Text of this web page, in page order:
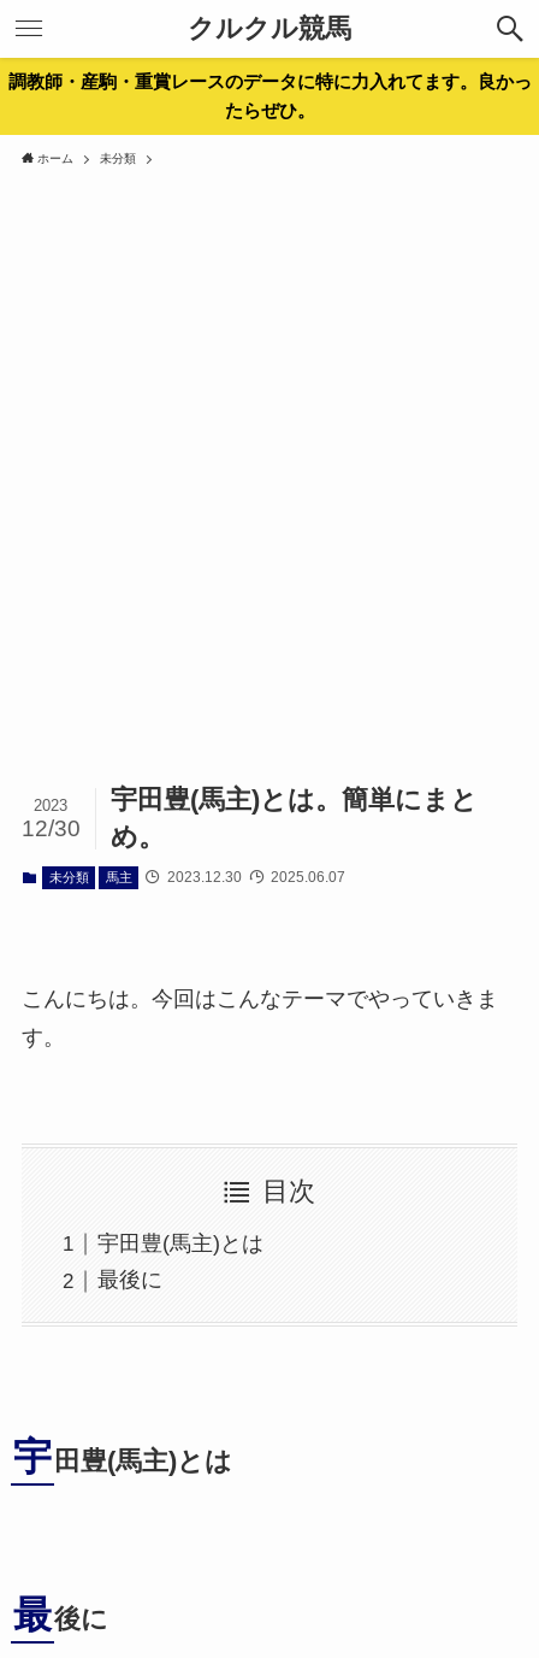
クルクル競馬
調教師・産駒・重賞レースのデータに特に力入れてます。良かっ
たらぜひ。
ホーム 未分類
宇田豊(馬主)とは。簡単にまと
め。
2023
12/30
未分類 馬主 2023.12.30 2025.06.07
こんにちは。今回はこんなテーマでやっていきま
す。
目次
宇田豊(馬主)とは
最後に
宇 田豊(馬主)とは
最後に